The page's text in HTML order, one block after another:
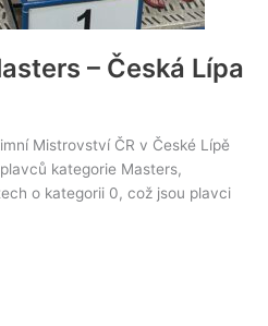
– Česká Lípa
Mistrovství ČR v České Lípě
kategorie Masters,
o kategorii 0, což jsou plavci